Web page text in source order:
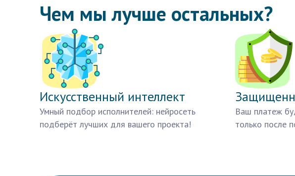
Чем мы лучше остальных?
Искусственный интеллект
Умный подбор исполнителей: нейросеть
подберёт лучших для вашего проекта!
Ваш платеж
только после